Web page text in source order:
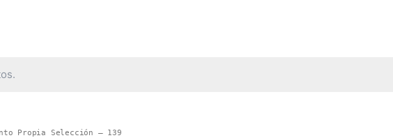
Propia Selección – 139